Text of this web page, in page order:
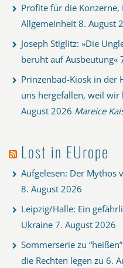
Profite für die
Allgemeinheit 8. August
Joseph Stiglitz: »Die
beruht auf Ausbeutung«
Prinzenbad-Kiosk in der
uns hergefallen, weil wir
August 2026 Mareice
Lost in EUrope
Aufgelesen: Der Mythos
8. August 2026
Leipzig/Halle: Ein
Ukraine 7. August 2026
Sommerserie zu
die Rechten legen zu 6.